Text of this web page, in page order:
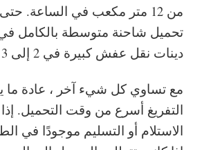
من 12 متر مكعب في الساعة.
دينات نقل عفش كبيرة في 2 إلى 3 ساعات.
مع تساوي كل شيء آخر ، عادة
التفريغ أسرع من وقت التحميل.
الاستلام أو التسليم موجودًا في